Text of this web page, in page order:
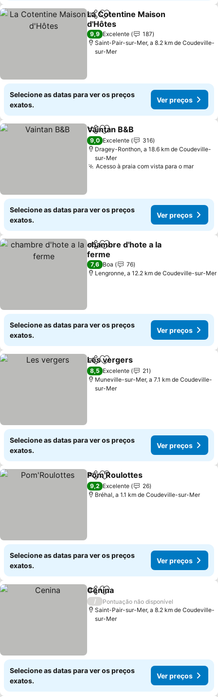
PartilharAdicionar aos favoritos
La Cotentine Maison
d'Hôtes
Ver preços
9,9 Excelente
187
Saint-Pair-sur-Mer, a 8.2 km de Coudeville-
sur-Mer
Selecione as datas para ver os preços
exatos.
Ver preços
PartilharAdicionar aos favoritos
Vaintan B&B
9,0 Excelente
316
Dragey-Ronthon, a 18.6 km de Coudeville-
sur-Mer
Acesso à praia com vista para o marVer
Selecione as datas para ver os preços
exatos.
Ver preços
PartilharAdicionar aos favoritos
chambre d'hote a la
ferme
Ver preços
7,6 Boa
76
Lengronne, a 12.2 km de Coudeville-sur-Mer
Selecione as datas para ver os preços
exatos.
Ver preços
PartilharAdicionar aos favoritos
Les vergers
8,5 Excelente
21
Muneville-sur-Mer, a 7.1 km de Coudeville-
sur-Mer
Selecione as datas para ver os preços
exatos.
Ver preços
PartilharAdicionar aos favoritos
Pom'Roulottes
9,2 Excelente
26
Bréhal, a 1.1 km de Coudeville-sur-Mer
Selecione as datas para ver os preços
exatos.
Ver preços
PartilharAdicionar aos favoritos
Cenina
/
Pontuação não disponível
Saint-Pair-sur-Mer, a 8.2 km de Coudeville-
sur-Mer
Selecione as datas para ver os preços
exatos.
Ver preços